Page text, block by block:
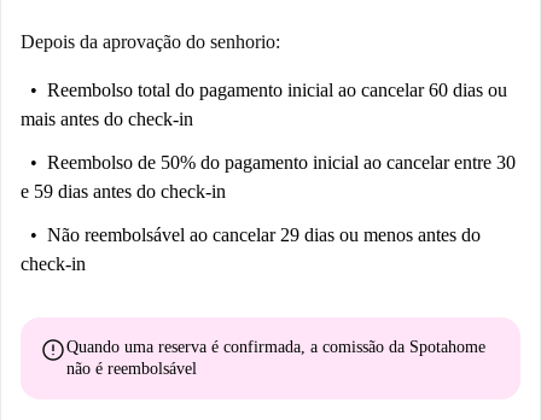
Depois da aprovação do senhorio:
Reembolso total do pagamento inicial ao cancelar 60 dias ou
mais antes do check-in
Reembolso de 50% do pagamento inicial ao cancelar entre 30
e 59 dias antes do check-in
Não reembolsável ao cancelar 29 dias ou menos antes do
check-in
errorQuando uma reserva é confirmada, a comissão da Spotahome
não é reembolsável